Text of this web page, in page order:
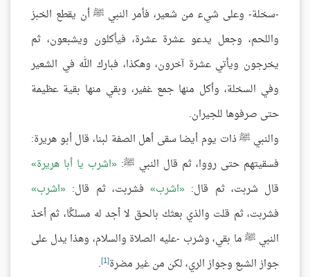
-سخلة- وعلى شيء من شعير، فأمر النبي ﷺ أن يقطع الخبز
واللحم، وجعل يدعو عشرة عشرة، فيأكلون ويشبعون، ثم
يخرجون ويأتي عشرة آخرون، وهكذا، فبارك الله في الشعير
وفي السخلة، وأكل منها جمع غفير، وبقي منها بقية عظيمة
حتى صرفوها للجيران.
والنبي ﷺ ذات يوم أيضا سقى أهل الصفة لبنا، قال أبو هريرة:
فسقيتهم حتى رووا، ثم قال النبي ﷺ: اشرب يا أبا هريرة
قال شربت، ثم قال:
اشرب فشربت، ثم قال:
اشرب
فشربت، ثم قلت والذي بعثك بالحق لا أجد له مسلكًا، ثم أخذ
النبي ﷺ ما بقي، وشرب -عليه الصلاة والسلام، وهذا يدل على
جواز الشبع وجواز الري، لكن من غير مضرة[1]
.